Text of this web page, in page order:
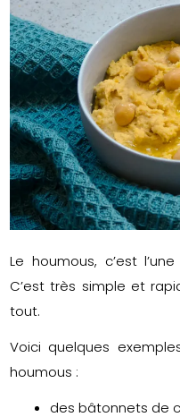
Le houmous, c’est
C’est très simple et
tout.
Voici quelques
houmous :
des bâtonnets de